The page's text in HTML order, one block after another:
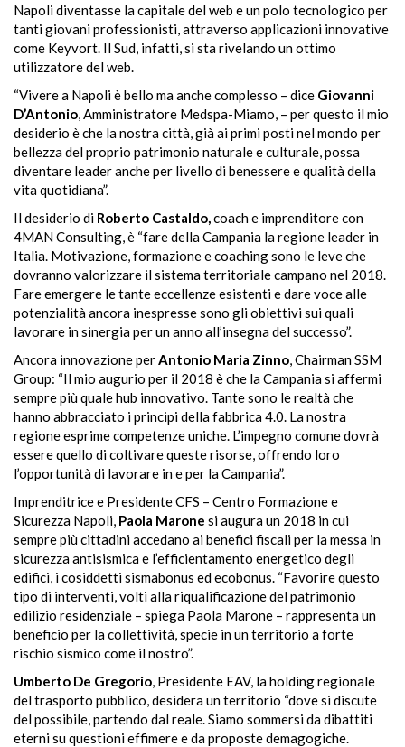
Napoli diventasse la capitale del web e un polo tecnologico per
tanti giovani professionisti, attraverso applicazioni innovative
come Keyvort. Il Sud, infatti, si sta rivelando un ottimo
utilizzatore del web.
“Vivere a Napoli è bello ma anche complesso – dice Giovanni
D’Antonio, Amministratore Medspa-Miamo, – perquesto il mio
desiderio è che la nostra città, già ai primi posti nel mondo per
bellezza del proprio patrimonio naturale e culturale, possa
diventare leader anche per livello di benessere e qualità della
vita quotidiana”.
Il desiderio di Roberto Castaldo,coach e imprenditore con
4MAN Consulting, è “fare della Campania la regione leader in
Italia. Motivazione, formazione e coaching sono le leve che
dovranno valorizzare il sistema territoriale campano nel 2018.
Fare emergere le tante eccellenze esistenti e dare voce alle
potenzialità ancora inespresse sono gli obiettivi sui quali
lavorare in sinergia per un anno all’insegna del successo”.
Ancora innovazione perAntonio Maria Zinno, Chairman SSM
Group: “Il mio augurio per il 2018 è che la Campania si affermi
sempre più quale hub innovativo. Tante sono le realtà che
hanno abbracciato i principi della fabbrica 4.0. La nostra
regione esprime competenze uniche. L’impegno comune dovrà
essere quello di coltivare queste risorse, offrendo loro
l’opportunità di lavorare in e per la Campania”.
Imprenditrice e Presidente CFS – Centro Formazione e
Sicurezza Napoli, Paola Marone si augura un 2018 in cui
sempre più cittadini accedano ai benefici fiscali per la messa in
sicurezza antisismica e l’efficientamento energetico degli
edifici, i cosiddetti sismabonus ed ecobonus. “Favorire questo
tipo di interventi, volti alla riqualificazione del patrimonio
edilizio residenziale – spiega Paola Marone – rappresenta un
beneficio per la collettività, specie in un territorio a forte
rischio sismico come il nostro”.
Umberto De Gregorio, Presidente EAV, la holding regionale
del trasporto pubblico, desidera un territorio “dove si discute
del possibile, partendo dal reale. Siamo sommersi da dibattiti
eterni su questioni effimere e da proposte demagogiche.